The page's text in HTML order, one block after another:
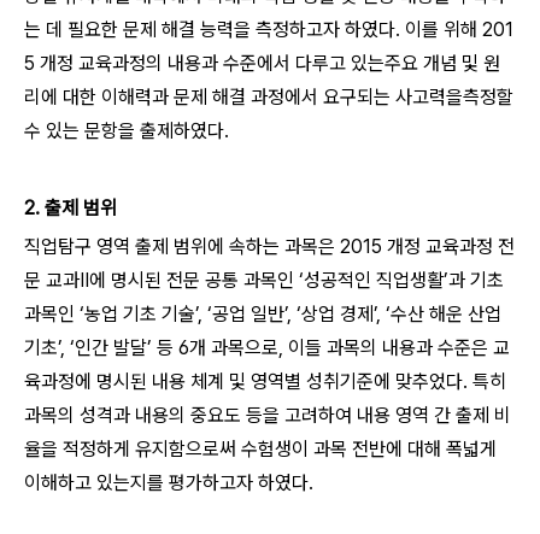
는 데 필요한 문제 해결 능력을 측정하고자 하였다. 이를 위해 201
5 개정 교육과정의 내용과 수준에서 다루고 있는주요 개념 및 원
리에 대한 이해력과 문제 해결 과정에서 요구되는 사고력을측정할
수 있는 문항을 출제하였다.
2. 출제 범위
직업탐구 영역 출제 범위에 속하는 과목은 2015 개정 교육과정 전
문 교과Ⅱ에 명시된 전문 공통 과목인 ‘성공적인 직업생활’과 기초
과목인 ‘농업 기초 기술’, ‘공업 일반’, ‘상업 경제’, ‘수산 해운 산업
기초’, ‘인간 발달’ 등 6개 과목으로, 이들 과목의 내용과 수준은 교
육과정에 명시된 내용 체계 및 영역별 성취기준에 맞추었다. 특히
과목의 성격과 내용의 중요도 등을 고려하여 내용 영역 간 출제 비
율을 적정하게 유지함으로써 수험생이 과목 전반에 대해 폭넓게
이해하고 있는지를 평가하고자 하였다.